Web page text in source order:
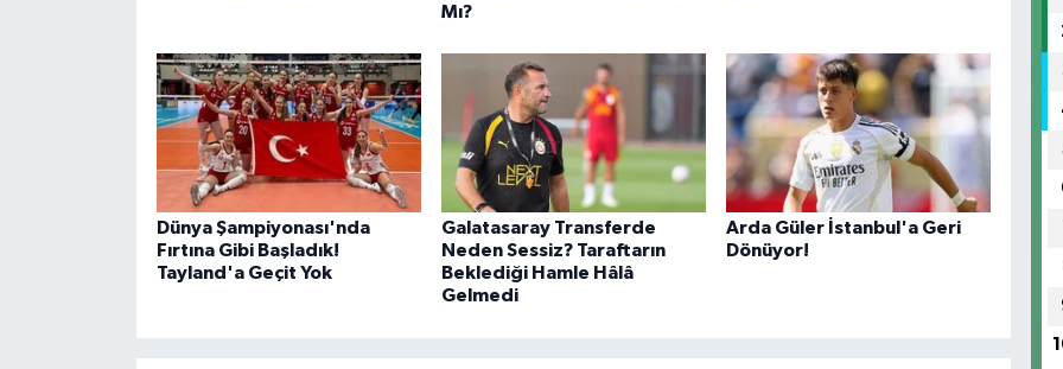
Mı?
Dünya Şampiyonası'nda
Fırtına Gibi Başladık!
Tayland'a Geçit Yok
Galatasaray Transferde
Neden Sessiz? Taraftarın
Beklediği Hamle Hâlâ
Gelmedi
Arda Güler İstanbul'a Geri
Dönüyor!